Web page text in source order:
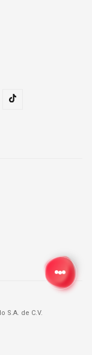
S.A. de C.V.